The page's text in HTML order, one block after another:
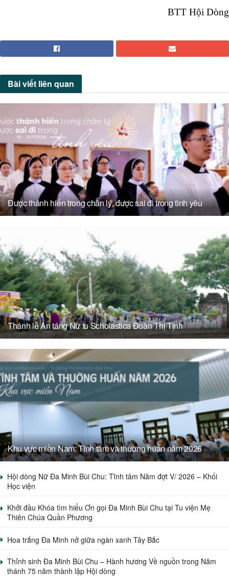
BTT Hội Dòng
Bài viết liên quan
Được thánh hiến trong chân lý, được sai đi trong tình yêu
Thánh lễ An táng Nữ tu Scholastica Đoàn Thị Tịnh
Khu vực miền Nam: Tĩnh tâm và thường huấn năm 2026
Hội dòng Nữ Đa Minh Bùi Chu: Tĩnh tâm Năm đợt V/ 2026 – Khối
Học viện
Khởi đầu Khóa tìm hiểu Ơn gọi Đa Minh Bùi Chu tại Tu viện Mẹ
Thiên Chúa Quần Phương
Hoa trắng Đa Minh nở giữa ngàn xanh Tây Bắc
Thỉnh sinh Đa Minh Bùi Chu – Hành hương Về nguồn trong Năm
thánh 75 năm thành lập Hội dòng